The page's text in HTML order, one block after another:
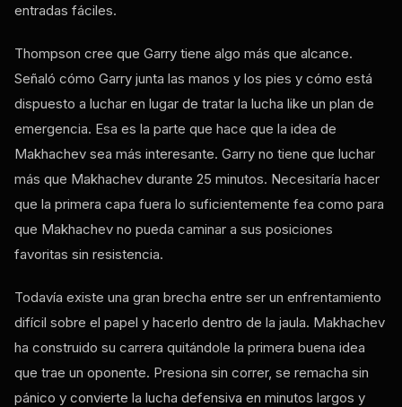
entradas fáciles.
Thompson cree que Garry tiene algo más que alcance.
Señaló cómo Garry junta las manos y los pies y cómo está
dispuesto a luchar en lugar de tratar la lucha like un plan de
emergencia. Esa es la parte que hace que la idea de
Makhachev sea más interesante. Garry no tiene que luchar
más que Makhachev durante 25 minutos. Necesitaría hacer
que la primera capa fuera lo suficientemente fea como para
que Makhachev no pueda caminar a sus posiciones
favoritas sin resistencia.
Todavía existe una gran brecha entre ser un enfrentamiento
difícil sobre el papel y hacerlo dentro de la jaula. Makhachev
ha construido su carrera quitándole la primera buena idea
que trae un oponente. Presiona sin correr, se remacha sin
pánico y convierte la lucha defensiva en minutos largos y